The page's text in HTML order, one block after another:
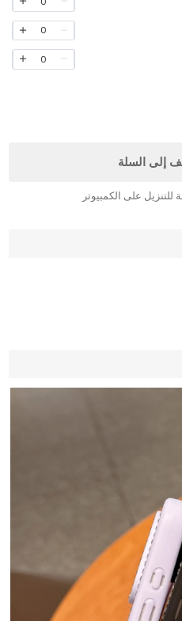
0
0
إلى السلة
للتنزيل على الكمبيوتر